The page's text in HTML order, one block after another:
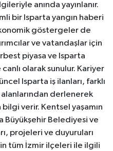
anında yayınlanır.
bir Isparta yangın haberi
göstergeler de
ve vatandaşlar için
piyasa ve Isparta
olarak sunulur. Kariyer
Isparta iş ilanları, farklı
derlenerek
verir. Kentsel yaşamın
Büyükşehir Belediyesi ve
projeleri ve duyuruları
tüm İzmir ilçeleri ile ilgili